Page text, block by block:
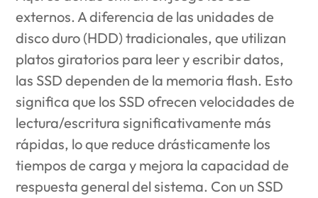
externos. A diferencia de las unidades de
disco duro (HDD) tradicionales, que utilizan
platos giratorios para leer y escribir datos,
las SSD dependen de la memoria flash. Esto
significa que los SSD ofrecen velocidades de
lectura/escritura significativamente más
rápidas, lo que reduce drásticamente los
tiempos de carga y mejora la capacidad de
respuesta general del sistema. Con un SSD